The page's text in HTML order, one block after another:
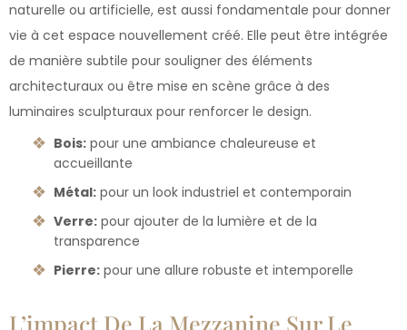
naturelle ou artificielle, est aussi fondamentale pour donner
vie à cet espace nouvellement créé. Elle peut être intégrée
de manière subtile pour souligner des éléments
architecturaux ou être mise en scène grâce à des
luminaires sculpturaux pour renforcer le design.
Bois: pour une ambiance chaleureuse et
accueillante
Métal: pour un look industriel et contemporain
Verre: pour ajouter de la lumière et de la
transparence
Pierre: pour une allure robuste et intemporelle
L’impact De La Mezzanine Sur Le